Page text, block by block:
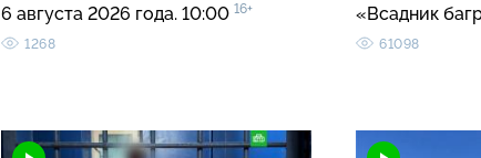
6 августа 2026 года. 10:00 16+
1268
«Всадник
61098